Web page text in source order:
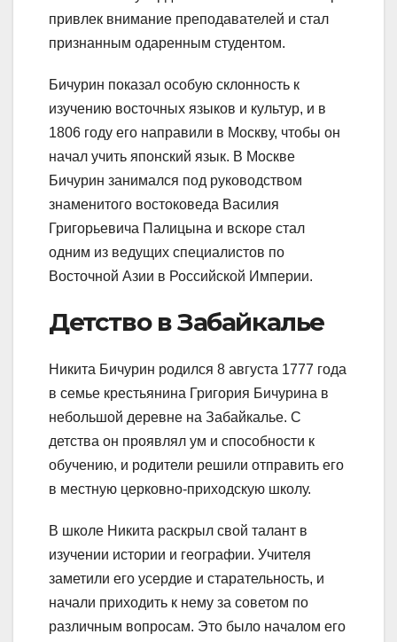
привлек внимание преподавателей и стал
признанным одаренным студентом.
Бичурин показал особую склонность к
изучению восточных языков и культур, и в
1806 году его направили в Москву, чтобы он
начал учить японский язык. В Москве
Бичурин занимался под руководством
знаменитого востоковеда Василия
Григорьевича Палицына и вскоре стал
одним из ведущих специалистов по
Восточной Азии в Российской Империи.
Детство в Забайкалье
Никита Бичурин родился 8 августа 1777 года
в семье крестьянина Григория Бичурина в
небольшой деревне на Забайкалье. С
детства он проявлял ум и способности к
обучению, и родители решили отправить его
в местную церковно-приходскую школу.
В школе Никита раскрыл свой талант в
изучении истории и географии. Учителя
заметили его усердие и старательность, и
начали приходить к нему за советом по
различным вопросам. Это было началом его